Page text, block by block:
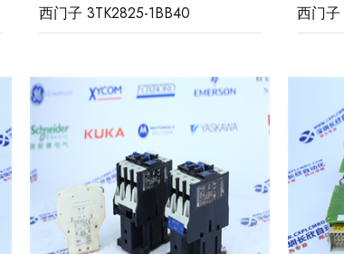
西门子 3TK2825-1BB40